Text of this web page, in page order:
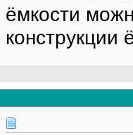
ёмкости
конструкции